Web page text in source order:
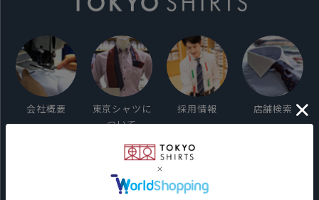
会社概要
東京シャツに
ついて
採用情報 店舗検索